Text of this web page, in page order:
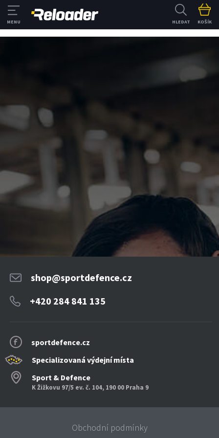
HLEDAT KOŠÍK
sportdefence.cz
Specializovaná výdejní místa
Sport & Defence
K Žižkovu 97/5 ev. č. 104, 190 00 Praha 9
shop@sportdefence.cz
+420 284 841 135
Obchodní podmínky